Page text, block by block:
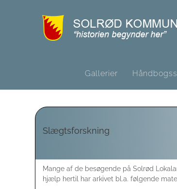
Gallerier
Slægtsforskning
Mange af de besøgende på Solrød
hjælp hertil har arkivet bl.a. følgende